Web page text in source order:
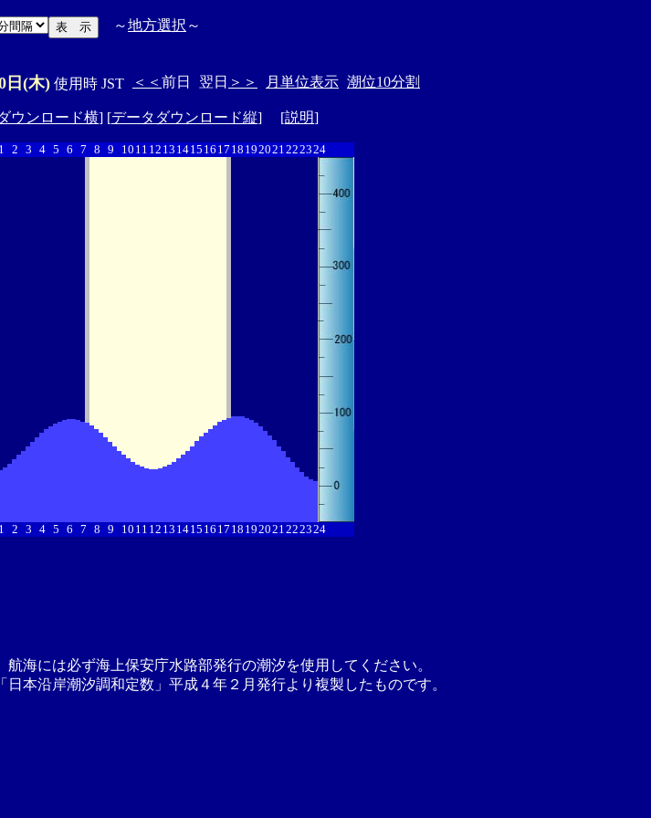
～地方選択 ～
日(木) 使用時 JST ＜＜ 前日 翌日 ＞＞ 月単位表示 潮位10分割
ウンロード横] [データダウンロード縦] [説明]
1 2 3 4 5 6 7 8 9 10 11 12 13 1415 16 17 18 192021222324
1 2 3 4 5 6 7 8 9 10 11 12 13 1415 16 17 18 192021222324
海には必ず海上保安庁水路部発行の潮汐を使用してください。
本沿岸潮汐調和定数」平成４年２月発行より複製したものです。